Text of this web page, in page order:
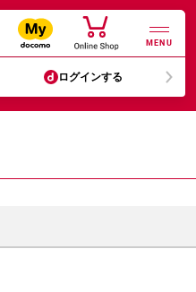
MENU
ログインする